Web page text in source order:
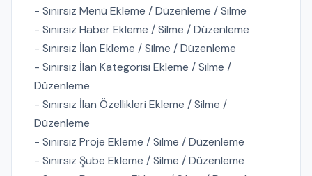
- Sınırsız Menü Ekleme / Düzenleme / Silme
- Sınırsız Haber Ekleme / Silme / Düzenleme
- Sınırsız İlan Ekleme / Silme / Düzenleme
- Sınırsız İlan Kategorisi Ekleme / Silme /
Düzenleme
- Sınırsız İlan Özellikleri Ekleme / Silme /
Düzenleme
- Sınırsız Proje Ekleme / Silme / Düzenleme
- Sınırsız Şube Ekleme / Silme / Düzenleme